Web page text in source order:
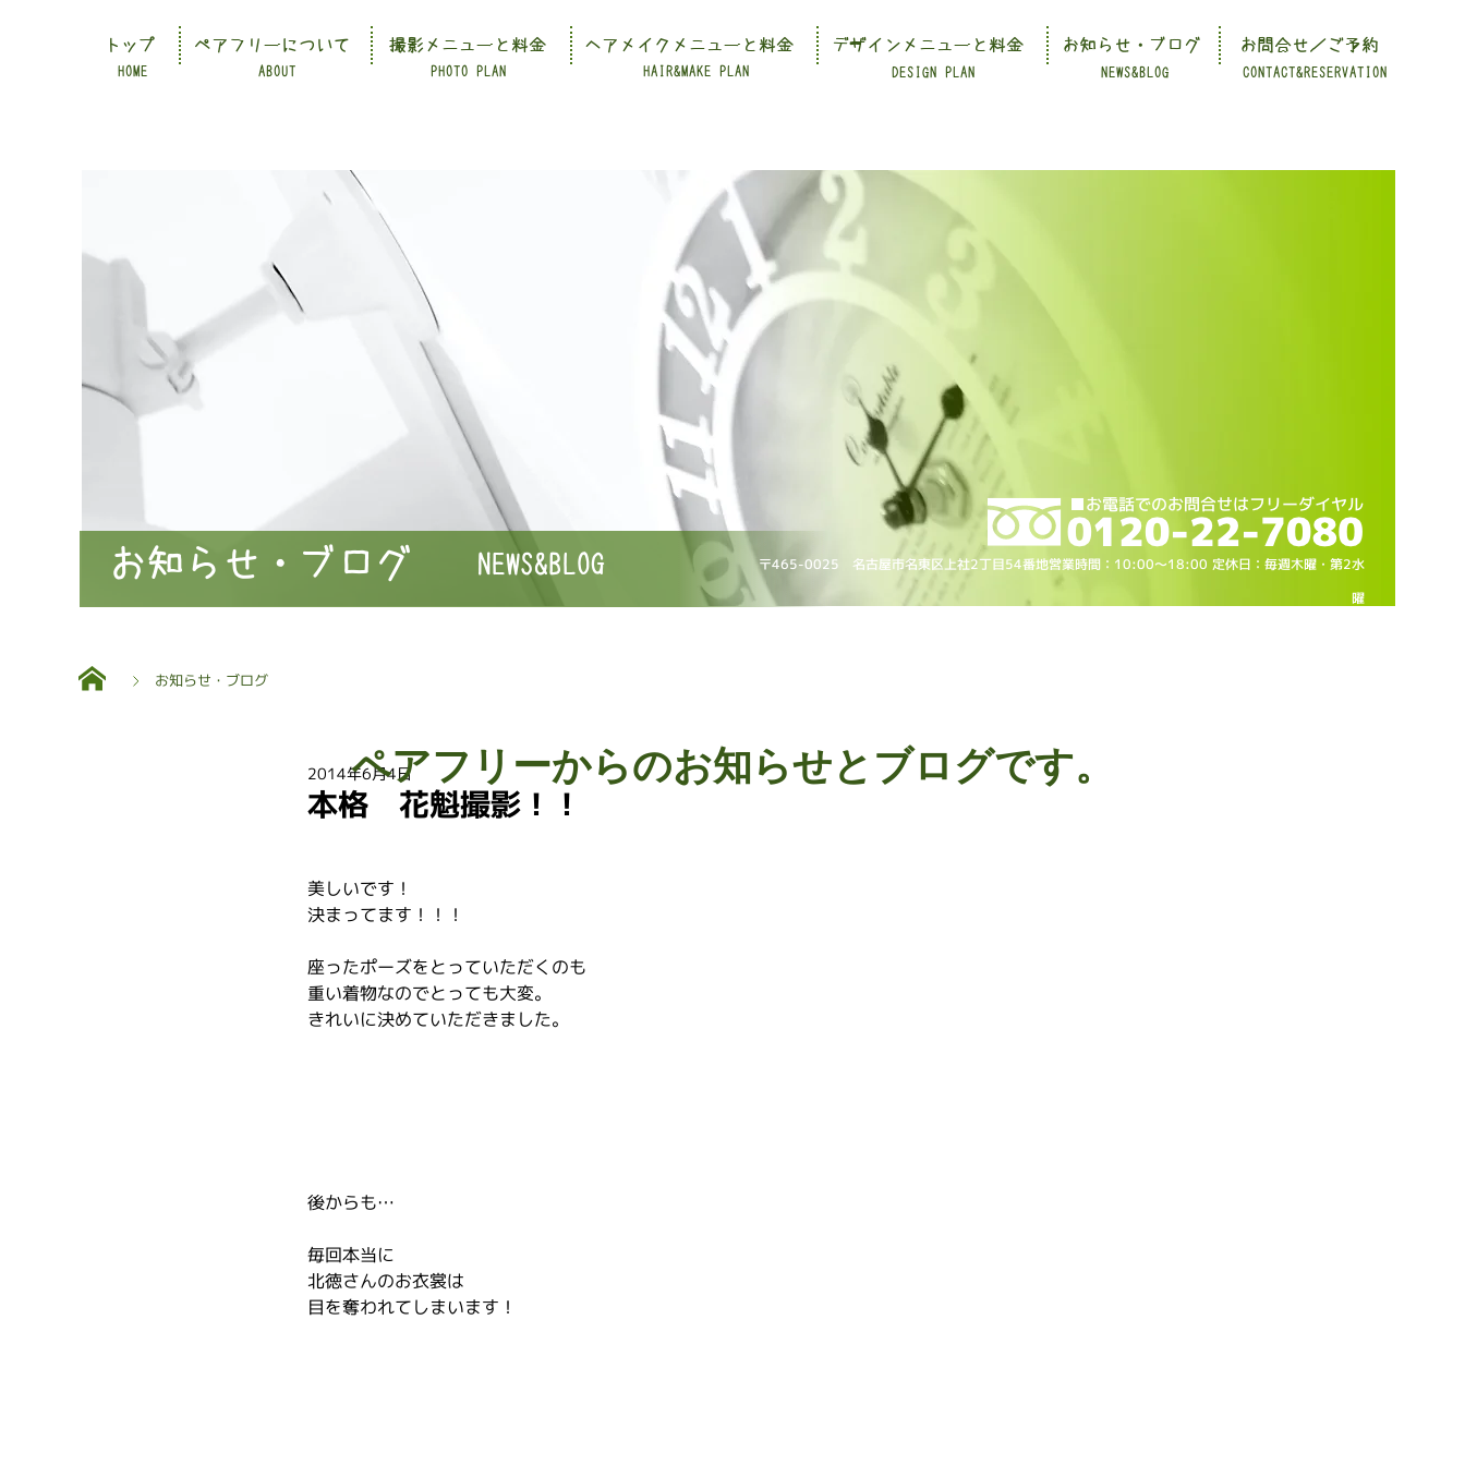
CONTACT&RESERVATION
HOME ABOUT PHOTO PLAN HAIR&MAKE PLAN DESIGN PLAN NEWS&BLOG
トップ ペアフリーについて 撮影メニューと料金 ヘアメイクメニューと料金 デザインメニューと料金 お知らせ・ブログ お問合せ／ご予約
〒465-0025 名古屋市名東区上社2丁目54番地営業時間：10:00～18:00 定休日：毎週木曜・第2水
曜
NEWS&BLOG
お知らせ・ブログ
お知らせ・ブログ
本格 花魁撮影！！
2014年6月4日
美しいです！
決まってます！！！
座ったポーズをとっていただくのも
重い着物なのでとっても大変。
きれいに決めていただきました。
後からも…
毎回本当に
北徳さんのお衣裳は
目を奪われてしまいます！
ペアフリーからのお知らせとブログです。